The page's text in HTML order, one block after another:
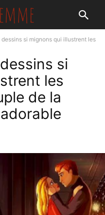
si mignons qui illustrent les
si
les
de la